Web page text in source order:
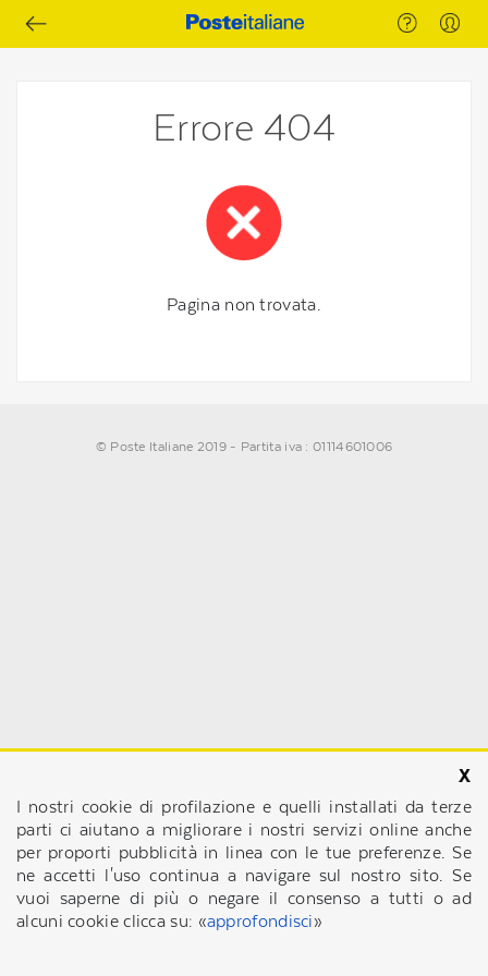
I nostri cookie di profilazione e quelli installati da terze
parti ci aiutano a migliorare i nostri servizi online anche
per proporti pubblicità in linea con le tue preferenze. Se
ne accetti l'uso continua a navigare sul nostro sito. Se
vuoi saperne di più o negare il consenso a tutti o ad
alcuni cookie clicca su: «approfondisci»
Errore 404
Pagina non trovata.
© Poste Italiane 2019 - Partita iva : 01114601006